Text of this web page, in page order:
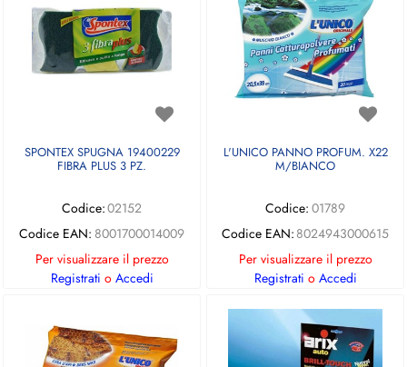
SPONTEX SPUGNA 19400229
FIBRA PLUS 3 PZ.
Codice:02152
Codice EAN: 8001700014009
Per visualizzare il prezzo
Registrati o Accedi
L'UNICO PANNO PROFUM. X22
M/BIANCO
Codice: 01789
Codice EAN: 8024943000615
Per visualizzare il prezzo
Registrati o Accedi